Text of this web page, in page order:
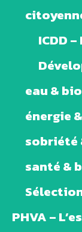
ICDD
eau &
énergie
sobriété
santé &
PHVA –